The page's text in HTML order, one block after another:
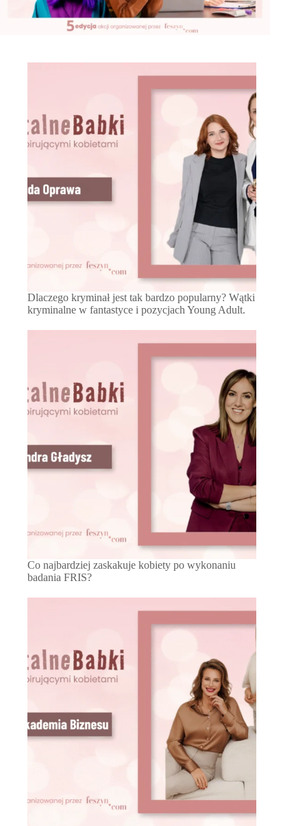
Dlaczego kryminał jest tak bardzo popularny? Wątki
kryminalne w fantastyce i pozycjach Young Adult.
Co najbardziej zaskakuje kobiety po wykonaniu
badania FRIS?